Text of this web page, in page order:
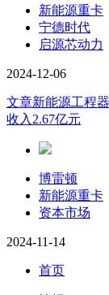
新能源重卡
宁德时代
启源芯动力
2024-12-06
文章新能源工程
收入2.67亿元
博雷顿
新能源重卡
资本市场
2024-11-14
首页